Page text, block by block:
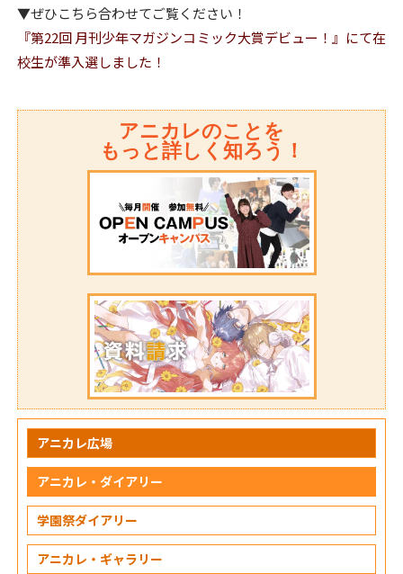
▼ぜひこちら合わせてご覧ください！
『第22回 月刊少年マガジンコミック大賞デビュー！』にて在
校生が準入選しました！
アニカレのことを
もっと詳しく知ろう！
アニカレ広場
アニカレ・ダイアリー
学園祭ダイアリー
アニカレ・ギャラリー